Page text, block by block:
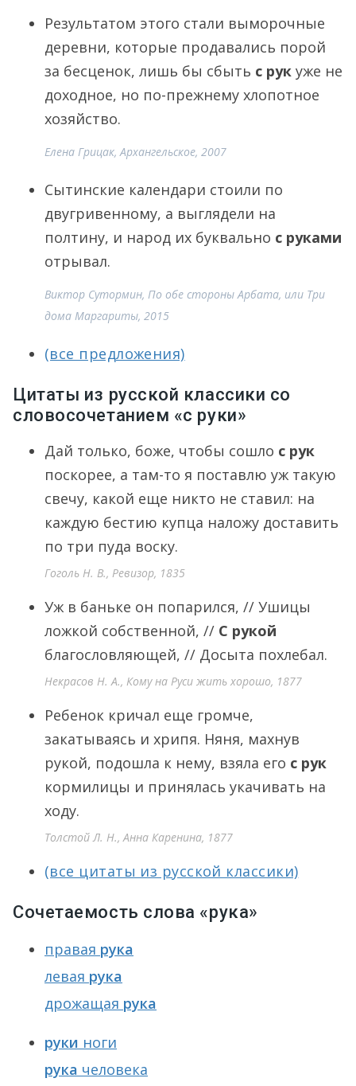
Результатом этого стали выморочные
деревни, которые продавались порой
за бесценок, лишь бы сбыть с рук уже не
доходное, но по-прежнему хлопотное
хозяйство.
Елена Грицак, Архангельское, 2007
Сытинские календари стоили по
двугривенному, а выглядели на
полтину, и народ их буквально с руками
отрывал.
Виктор Сутормин, По обе стороны Арбата, или Три
дома Маргариты, 2015
(все предложения)
Цитаты из русской классики со
словосочетанием «с руки»
Дай только, боже, чтобы сошло с рук
поскорее, а там-то я поставлю уж такую
свечу, какой еще никто не ставил: на
каждую бестию купца наложу доставить
по три пуда воску.
Гоголь Н. В., Ревизор, 1835
Уж в баньке он попарился, // Ушицы
ложкой собственной, // С рукой
благословляющей, // Досыта похлебал.
Некрасов Н. А., Кому на Руси жить хорошо, 1877
Ребенок кричал еще громче,
закатываясь и хрипя. Няня, махнув
рукой, подошла к нему, взяла его с рук
кормилицы и принялась укачивать на
ходу.
Толстой Л. Н., Анна Каренина, 1877
(все цитаты из русской классики)
Сочетаемость слова «рука»
правая рука
левая рука
дрожащая рука
руки ноги
рука человека